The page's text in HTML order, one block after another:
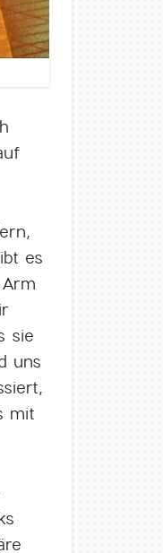
es
sie
uns
mit